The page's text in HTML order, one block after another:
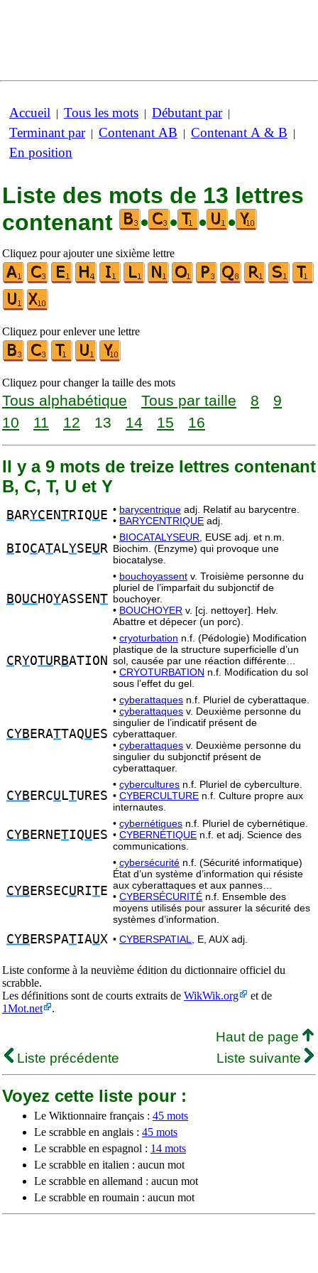
Accueil | Tous les mots | Débutant par|
Terminant par| Contenant AB | Contenant A & B |
En position
Liste des mots de 13 lettres
contenant
• • • •
Cliquez pour ajouter une sixième lettre
Cliquez pour enlever une lettre
Cliquez pour changer la taille des mots
Tous alphabétique Tous par taille 8
9
10
11 12 13 14 15 16
Il y a 9 mots de treize lettres contenant
B, C, T, U et Y
BARYC ENTRIQU E • barycentrique adj. Relatif au barycentre.
• BARYCENTRIQUE adj.
BIOCATALYSEU R
• BIOCATALYSEUR,
EUSE adj. et n.m.
Biochim. (Enzyme) qui provoque une
biocatalyse.
BOUC HOYASSENT
• bouchoyassent v. Troisième personne du
pluriel de l’imparfait du subjonctif de
bouchoyer.
• BOUCHOYER v. [cj. nettoyer]. Helv.
Abattre et dépecer (un porc).
C RYOTU RBATION
• cryoturbation n.f. (Pédologie) Modification
plastique de la structure superficielle d’un
sol, causée par une réaction différente…
• CRYOTURBATION n.f. Modification du sol
sous l’effet du gel.
CYB ERATTAQU ES
• cyberattaques n.f. Pluriel de cyberattaque.
• cyberattaques v. Deuxième personne du
singulier de l’indicatif présent de
cyberattaquer.
• cyberattaques v. Deuxième personne du
singulier du subjonctif présent de
cyberattaquer.
CYB ERCU LTURES
• cybercultures n.f. Pluriel de cyberculture.
• CYBERCULTURE n.f. Culture propre aux
internautes.
CYB ERNETIQU ES
• cybernétiques n.f. Pluriel de cybernétique.
• CYBERNÉTIQUE n.f. et adj. Science des
communications.
CYB ERSECU RITE
• cybersécurité n.f. (Sécurité informatique)
État d’un système d’information qui résiste
aux cyberattaques et aux pannes…
• CYBERSÉCURITÉ n.f. Ensemble des
moyens utilisés pour assurer la sécurité des
systèmes d’information.
CYB ERSPATIAUX • CYBERSPATIAL, E, AUX adj.
Liste conforme à la neuvième édition du dictionnaire officiel du
scrabble.
Les définitions sont de courts extraits de WikWik.org
et de
1Mot.net
.
Haut de page
Liste précédente
Liste suivante
Voyez cette liste pour :
Le Wiktionnaire français : 45 mots
Le scrabble en anglais : 45 mots
Le scrabble en espagnol : 14 mots
Le scrabble en italien : aucun mot
Le scrabble en allemand : aucun mot
Le scrabble en roumain : aucun mot